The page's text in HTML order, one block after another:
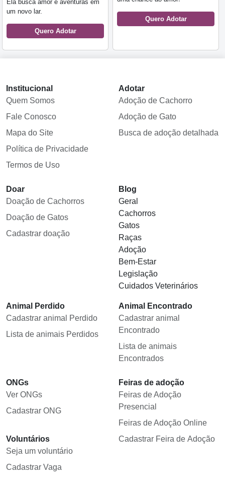
Ela busca amor e aventuras em
um novo lar.
Quero Adotar
Quero Adotar
Institucional
Quem Somos
Fale Conosco
Mapa do Site
Política de Privacidade
Termos de Uso
Adotar
Adoção de Cachorro
Adoção de Gato
Busca de adoção detalhada
Doar
Doação de Cachorros
Doação de Gatos
Cadastrar doação
Blog
Geral
Cachorros
Gatos
Raças
Adoção
Bem-Estar
Legislação
Cuidados Veterinários
Animal Perdido
Cadastrar animal Perdido
Lista de animais Perdidos
Animal Encontrado
Cadastrar animal
Encontrado
Lista de animais
Encontrados
ONGs
Ver ONGs
Cadastrar ONG
Voluntários
Seja um voluntário
Cadastrar Vaga
Feiras de adoção
Feiras de Adoção
Presencial
Feiras de Adoção Online
Cadastrar Feira de Adoção